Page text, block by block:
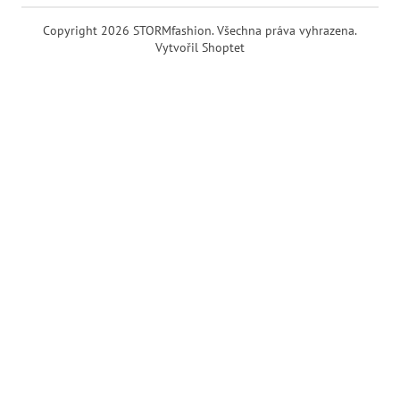
Vytvořil Shoptet
Copyright 2026 STORMfashion. Všechna práva vyhrazena.